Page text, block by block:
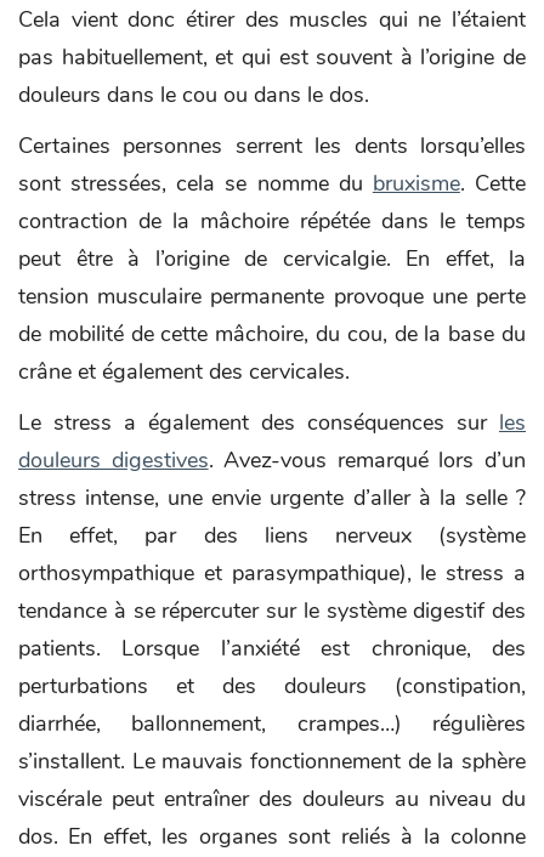
Cela vient donc étirer des muscles qui ne l’étaient
pas habituellement, et qui est souvent à l’origine de
douleurs dans le cou ou dans le dos.
Certaines personnes serrent les dents lorsqu’elles
sont stressées, cela se nomme du bruxisme. Cette
contraction de la mâchoire répétée dans le temps
peut être à l’origine de cervicalgie. En effet, la
tension musculaire permanente provoque une perte
de mobilité de cette mâchoire, du cou, de la base du
crâne et également des cervicales.
Le stress a également des conséquences sur les
douleurs digestives. Avez-vous remarqué lors d’un
stress intense, une envie urgente d’aller à la selle ?
En effet, par des liens nerveux (système
orthosympathique et parasympathique), le stress a
tendance à se répercuter sur le système digestif des
patients. Lorsque l’anxiété est chronique, des
perturbations et des douleurs (constipation,
diarrhée, ballonnement, crampes…) régulières
s’installent. Le mauvais fonctionnement de la sphère
viscérale peut entraîner des douleurs au niveau du
dos. En effet, les organes sont reliés à la colonne